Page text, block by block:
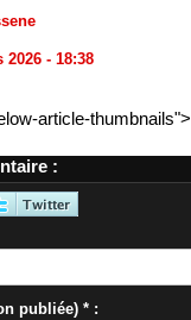
2026 - 18:38
article-thumbnails">
:
publiée) * :